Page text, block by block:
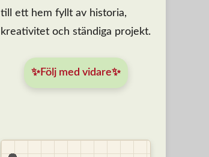
till ett hem fyllt av historia,
kreativitet och ständiga projekt.
✨Följ med vidare✨